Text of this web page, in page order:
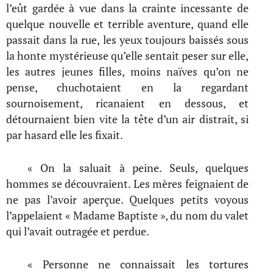
l’eût gardée à vue dans la crainte incessante de
quelque nouvelle et terrible aventure, quand elle
passait dans la rue, les yeux toujours baissés sous
la honte mystérieuse qu’elle sentait peser sur elle,
les autres jeunes filles, moins naïves qu’on ne
pense, chuchotaient en la regardant
sournoisement, ricanaient en dessous, et
détournaient bien vite la tête d’un air distrait, si
par hasard elle les fixait.
« On la saluait à peine. Seuls, quelques
hommes se découvraient. Les mères feignaient de
ne pas l’avoir aperçue. Quelques petits voyous
l’appelaient « Madame Baptiste », du nom du valet
qui l’avait outragée et perdue.
« Personne ne connaissait les tortures